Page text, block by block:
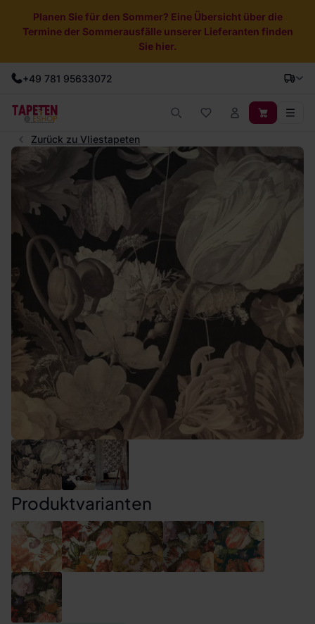
Planen Sie für den Sommer? Eine Übersicht über die
Termine der Sommerausfälle unserer Lieferanten finden
Sie hier.
+49 781 95633072
Zurück zu Vliestapeten
Produktvarianten